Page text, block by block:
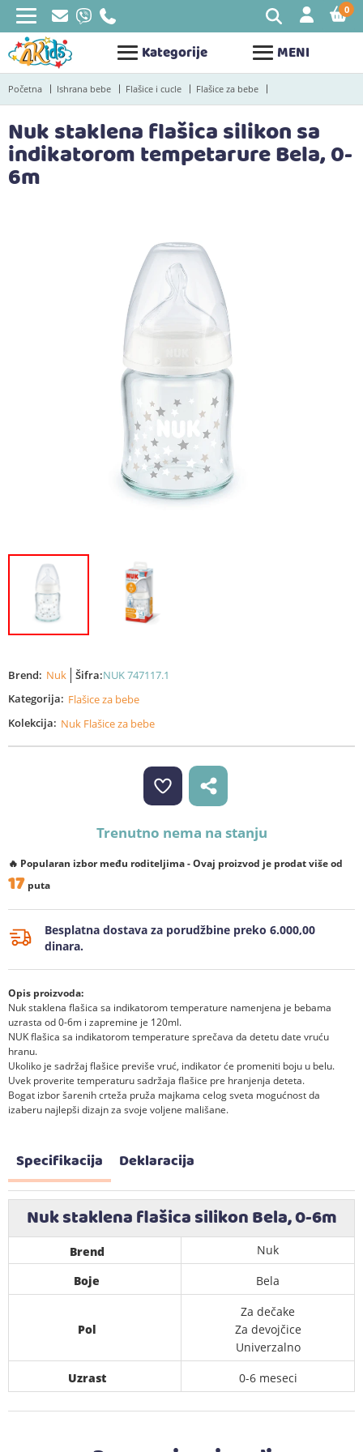
Kategorije MENI
0
Početna Ishrana bebe Flašice i cucle Flašice za bebe
Nuk staklena flašica silikon sa
indikatorom tempetarure Bela, 0-
6m
Brend: Nuk Šifra:NUK 747117.1
Kategorija: Flašice za bebe
Kolekcija: Nuk Flašice za bebe
Trenutno nema na stanju
🔥 Popularan izbor među roditeljima - Ovaj proizvod je prodat više od
17 puta
Besplatna dostava za porudžbine preko 6.000,00
dinara.
Opis proizvoda:
Nuk staklena flašica sa indikatorom temperature namenjena je bebama
uzrasta od 0-6m i zapremine je 120ml.
NUK flašica sa indikatorom temperature sprečava da detetu date vruću
hranu.
Ukoliko je sadržaj flašice previše vruć, indikator će promeniti boju u belu.
Uvek proverite temperaturu sadržaja flašice pre hranjenja deteta.
Bogat izbor šarenih crteža pruža majkama celog sveta mogućnost da
izaberu najlepši dizajn za svoje voljene mališane.
Specifikacija Deklaracija
Nuk staklena flašica silikon Bela, 0-6m
Brend
Nuk
Boje
Bela
Pol
Za dečake
Za devojčice
Univerzalno
Uzrast
0-6 meseci